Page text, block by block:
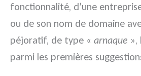
fonctionnalité, d’une
ou de son nom de domaine
péjoratif, de type « arnaque
parmi les premières